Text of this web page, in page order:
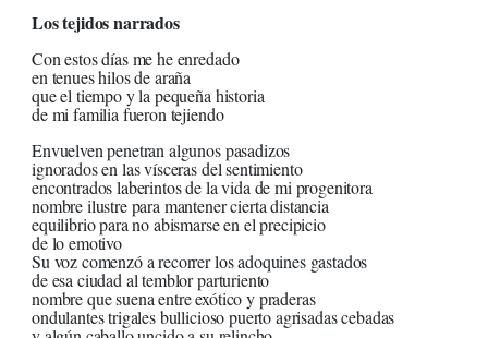
Los tejidos narrados
Con estos días me he enredado
en tenues hilos de araña
que el tiempo y la pequeña historia
de mi familia fueron tejiendo
Envuelven penetran algunos pasadizos
ignorados en las vísceras del sentimiento
encontrados laberintos de la vida de mi progenitora
nombre ilustre para mantener cierta distancia
equilibrio para no abismarse en el precipicio
de lo emotivo
Su voz comenzó a recorrer los adoquines gastados
de esa ciudad al temblor parturiento
nombre que suena entre exótico y praderas
ondulantes trigales bullicioso puerto agrisadas cebadas